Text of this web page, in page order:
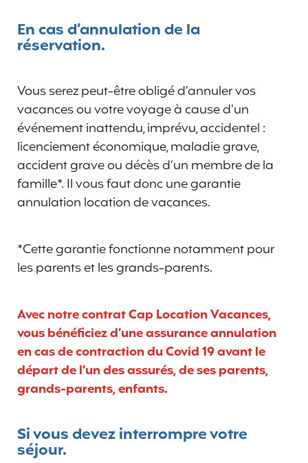
En cas d’annulation de la
réservation.
Vous serez peut-être obligé d’annuler vos
vacances ou votre voyage à cause d’un
événement inattendu, imprévu, accidentel :
licenciement économique, maladie grave,
accident grave ou décès d’un membre de la
famille*. Il vous faut donc une garantie
annulation location de vacances.
*Cette garantie fonctionne notamment pour
les parents et les grands-parents.
Avec notre contrat Cap Location Vacances,
vous bénéficiez d’une assurance annulation
en cas de contraction du Covid 19 avant le
départ de l’un des assurés, de ses parents,
grands-parents, enfants.
Si vous devez interrompre votre
séjour.